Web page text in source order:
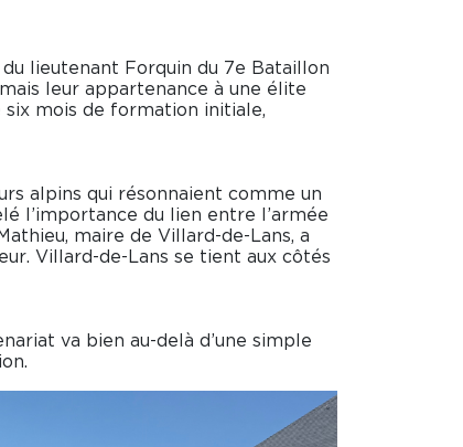
lieutenant Forquin du 7e Bataillon
leur appartenance à une élite
six mois de formation initiale,
alpins qui résonnaient comme un
l’importance du lien entre l’armée
maire de Villard-de-Lans, a
Villard-de-Lans se tient aux côtés
va bien au-delà d’une simple